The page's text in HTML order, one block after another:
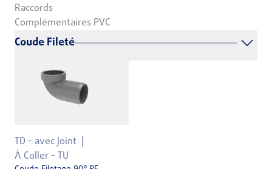
Raccords
Complémentaires PVC
Coude Fileté
TD - avec Joint
À Coller - TU